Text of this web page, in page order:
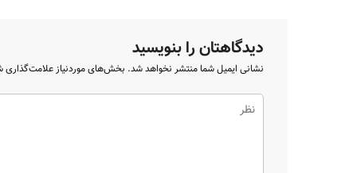
دیدگاهتان را بنویسید
نشانی ایمیل شما منتشر نخواهد شد. بخش‌های موردنیاز علامت‌گذاری